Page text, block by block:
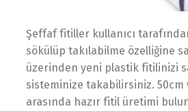
Şeffaf fitiller kullanıcı
sökülüp takılabilme özelliğine
üzerinden yeni plastik fitilinizi
sisteminize takabilirsiniz. 50cm
arasında hazır fitil üretimi